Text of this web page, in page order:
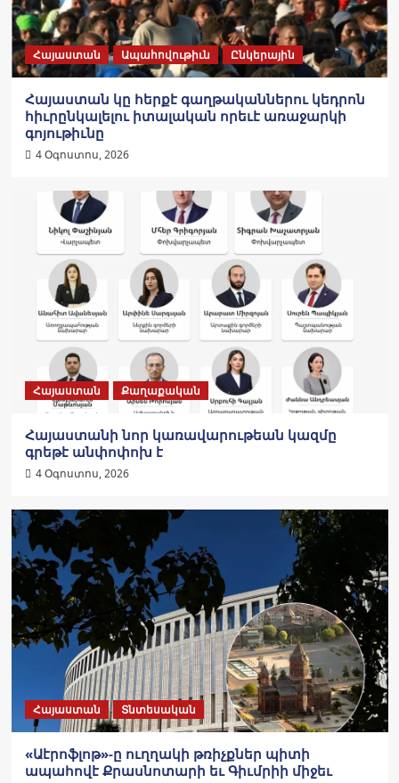
Հայաստան Ապահովութիւն Ընկերային
Հայաստան կը հերքէ գաղթականներու կեդրոն
հիւրընկալելու իտալական որեւէ առաջարկի
գոյութիւնը
4 Օգոստոս, 2026
Հայաստան Քաղաքական
Հայաստանի նոր կառավարութեան կազմը
գրեթէ անփոփոխ է
4 Օգոստոս, 2026
Հայաստան Տնտեսական
«Աէրոֆլոթ»-ը ուղղակի թռիչքներ պիտի
ապահովէ Քրասնոտարի եւ Գիւմրիի միջեւ